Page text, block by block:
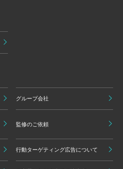
グループ会社
監修のご依頼
行動ターゲティング広告について